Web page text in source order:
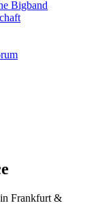
Bigband
Frankfurt &